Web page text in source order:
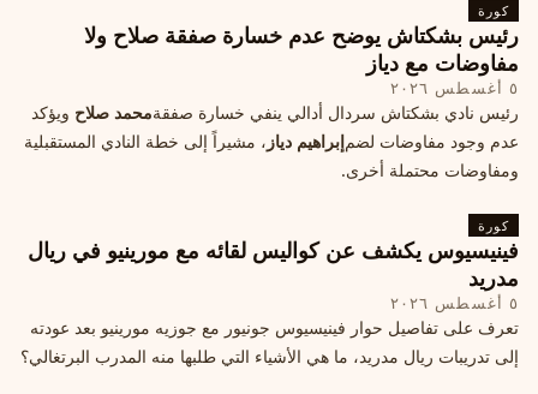
كورة
رئيس بشكتاش يوضح عدم خسارة صفقة صلاح ولا
مفاوضات مع دياز
٥ أغسطس ٢٠٢٦
رئيس نادي بشكتاش سردال أدالي ينفي خسارة صفقةمحمد صلاح ويؤكد
عدم وجود مفاوضات لضمإبراهيم دياز ، مشيراً إلى خطة النادي المستقبلية
ومفاوضات محتملة أخرى.
كورة
فينيسيوس يكشف عن كواليس لقائه مع مورينيو في ريال
مدريد
٥ أغسطس ٢٠٢٦
تعرف على تفاصيل حوار فينيسيوس جونيور مع جوزيه مورينيو بعد عودته
إلى تدريبات ريال مدريد، ما هي الأشياء التي طلبها منه المدرب البرتغالي؟